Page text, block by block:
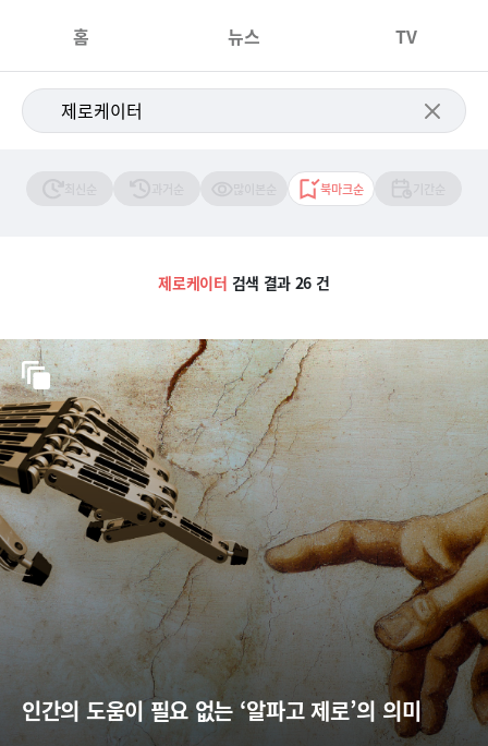
홈 뉴스 TV
북마크순
제로케이터 검색 결과 26 건
인간의 도움이 필요 없는 ‘알파고 제로’의 의미